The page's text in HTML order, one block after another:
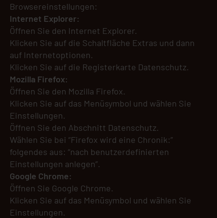
Browsereinstellungen:
Internet Explorer:
Öffnen Sie den Internet Explorer.
Klicken Sie auf die Schaltfläche Extras und dann
auf Internetoptionen.
Klicken Sie auf die Registerkarte Datenschutz.
Mozilla Firefox:
Öffnen Sie den Mozilla Firefox.
Klicken Sie auf das Menüsymbol und wählen Sie
Einstellungen.
Öffnen Sie den Abschnitt Datenschutz.
Wählen Sie bei “Firefox wird eine Chronik:”
folgendes aus: “nach benutzerdefinierten
Einstellungen anlegen”.
Google Chrome:
Öffnen Sie Google Chrome.
Klicken Sie auf das Menüsymbol und wählen Sie
Einstellungen.